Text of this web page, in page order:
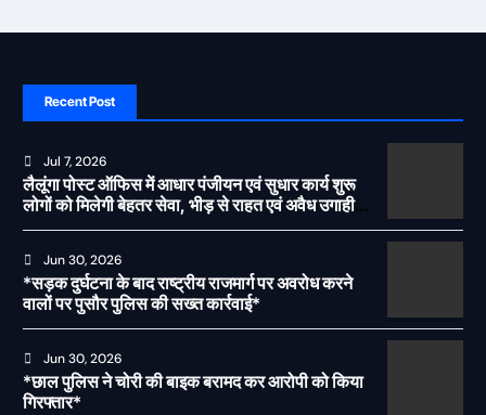
Recent Post
Jul 7, 2026
लैलूंगा पोस्ट ऑफिस में आधार पंजीयन एवं सुधार कार्य शुरू
लोगों को मिलेगी बेहतर सेवा, भीड़ से राहत एवं अवैध उगाही
पर लगेगी रोक
Jun 30, 2026
*सड़क दुर्घटना के बाद राष्ट्रीय राजमार्ग पर अवरोध करने
वालों पर पुसौर पुलिस की सख्त कार्रवाई*
Jun 30, 2026
*छाल पुलिस ने चोरी की बाइक बरामद कर आरोपी को किया
गिरफ्तार*